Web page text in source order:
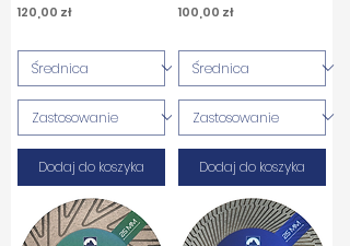
Cena
120,00 zł
Dodaj do koszyka
Cena
100,00 zł
Dodaj do koszyka